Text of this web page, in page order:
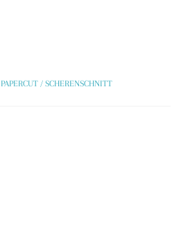
PAPERCUT / SCHERENSCHNITT